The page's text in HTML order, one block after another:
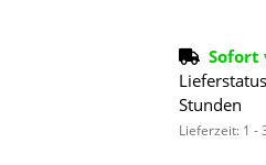
Sofort
Stunden
Lieferzeit: 1 -